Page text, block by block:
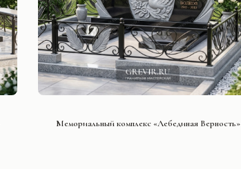
Мемориальный комплекс «Лебединая Верность»